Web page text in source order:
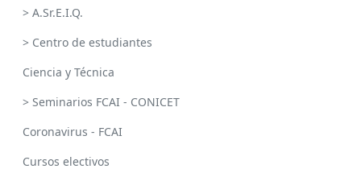
> A.Sr.E.I.Q.
> Centro de estudiantes
Ciencia y Técnica
> Seminarios FCAI - CONICET
Coronavirus - FCAI
Cursos electivos